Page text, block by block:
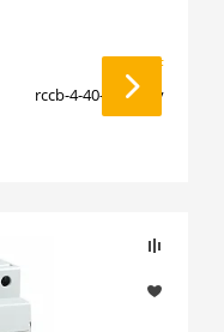
EKF
rccb-4-40-500-g-av